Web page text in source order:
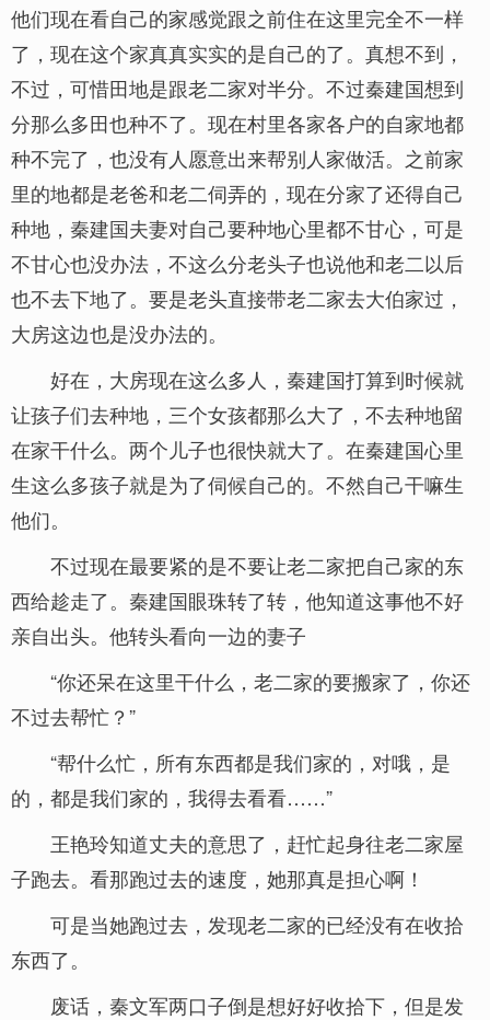
他们现在看自己的家感觉跟之前住在这里完全不一样
了，现在这个家真真实实的是自己的了。真想不到，
不过，可惜田地是跟老二家对半分。不过秦建国想到
分那么多田也种不了。现在村里各家各户的自家地都
种不完了，也没有人愿意出来帮别人家做活。之前家
里的地都是老爸和老二伺弄的，现在分家了还得自己
种地，秦建国夫妻对自己要种地心里都不甘心，可是
不甘心也没办法，不这么分老头子也说他和老二以后
也不去下地了。要是老头直接带老二家去大伯家过，
大房这边也是没办法的。
好在，大房现在这么多人，秦建国打算到时候就
让孩子们去种地，三个女孩都那么大了，不去种地留
在家干什么。两个儿子也很快就大了。在秦建国心里
生这么多孩子就是为了伺候自己的。不然自己干嘛生
他们。
不过现在最要紧的是不要让老二家把自己家的东
西给趁走了。秦建国眼珠转了转，他知道这事他不好
亲自出头。他转头看向一边的妻子
“你还呆在这里干什么，老二家的要搬家了，你还
不过去帮忙？”
“帮什么忙，所有东西都是我们家的，对哦，是
的，都是我们家的，我得去看看……”
王艳玲知道丈夫的意思了，赶忙起身往老二家屋
子跑去。看那跑过去的速度，她那真是担心啊！
可是当她跑过去，发现老二家的已经没有在收拾
东西了。
废话，秦文军两口子倒是想好好收拾下，但是发